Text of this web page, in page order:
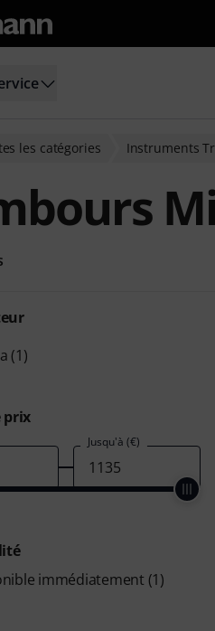
les catégories Instruments
(1)
prix
Jusqu'à (€)
immédiatement (1)